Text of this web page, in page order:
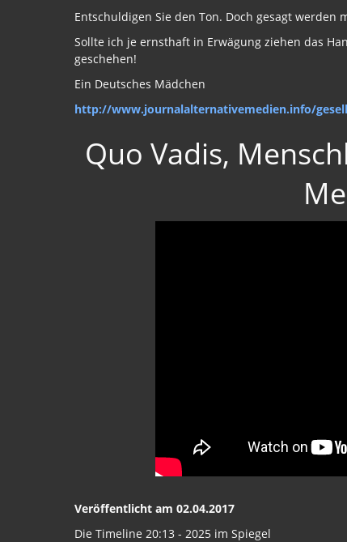
Entschuldigen Sie den Ton. Doch gesagt werden
Sollte ich je ernsthaft in Erwägung ziehen das
geschehen!
Ein Deutsches Mädchen
http://www.journalalternativemedien.info/
Quo Vadis,
Veröffentlicht am 02.04.2017
Die Timeline 20:13 - 2025 im Spiegel